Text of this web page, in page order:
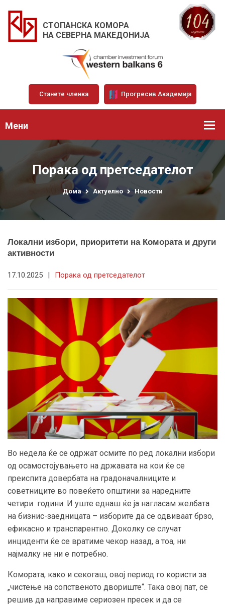
СТОПАНСКА КОМОРА
НА СЕВЕРНА МАКЕДОНИЈА
Станете членка Прогресив Академија
Мени
Порака од претседателот
Дома Актуелно Новости
Локални избори, приоритети на Комората и други
активности
17.10.2025 | Порака од претседателот
Во недела ќе се одржат осмите по ред локални избори
од осамостојувањето на државата на кои ќе се
преиспита довербата на градоначалниците и
советниците во повеќето општини за наредните
четири години. И уште еднаш ќе ја нагласам желбата
на бизнис-заедницата – изборите да се одвиваат брзо,
ефикасно и транспарентно. Доколку се случат
инциденти ќе се вратиме чекор назад, а тоа, ни
најмалку не ни е потребно.
Комората, како и секогаш, овој период го користи за
„чистење на сопственото двориште“. Така овој пат, се
решив да направиме сериозен пресек и да се